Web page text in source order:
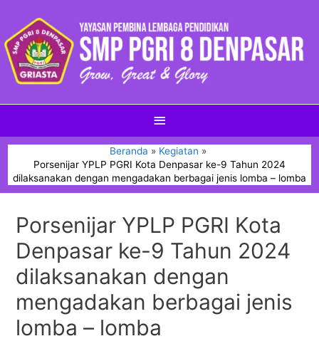
Beranda
Kegiatan
Porsenijar YPLP PGRI Kota Denpasar ke-9 Tahun 2024
dilaksanakan dengan mengadakan berbagai jenis lomba – lomba
Porsenijar YPLP PGRI Kota
Denpasar ke-9 Tahun 2024
dilaksanakan dengan
mengadakan berbagai jenis
lomba – lomba